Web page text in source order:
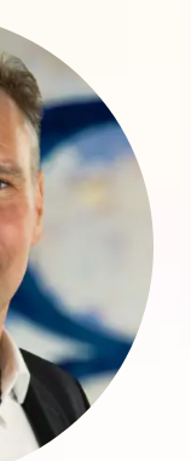
in der
in der
und -
Koch über
Betreuung
seinem
S.A.
Associate
Bank
tätig.